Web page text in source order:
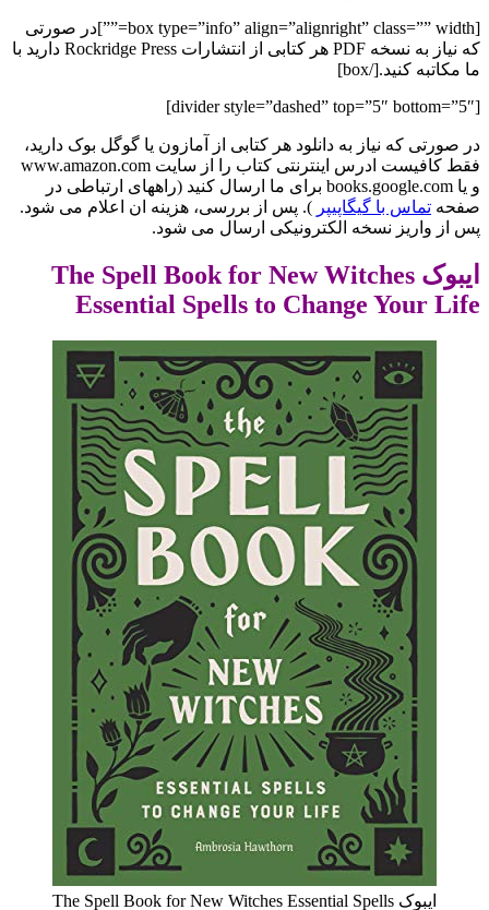
[box type=”info” align=”alignright” class=”” width=””]در صورتی
که نیاز به نسخه PDF هر کتابی از انتشارات Rockridge Press دارید با
ما مکاتبه کنید.[/box]
[divider style=”dashed” top=”5″ bottom=”5″]
در صورتی که نیاز به دانلود هر کتابی از آمازون یا گوگل بوک دارید،
فقط کافیست ادرس اینترنتی کتاب را از سایت www.amazon.com
و یا books.google.com برای ما ارسال کنید (راههای ارتباطی در
صفحه تماس با گیگاپیپر ). پس از بررسی، هزینه ان اعلام می شود.
پس از واریز نسخه الکترونیکی ارسال می شود.
ایبوک The Spell Book for New Witches
Essential Spells to Change Your Life
ایبوک The Spell Book for New Witches Essential Spells